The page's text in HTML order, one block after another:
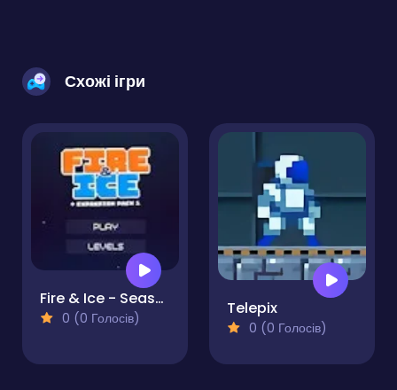
Схожі ігри
Fire & Ice - Season 2
0 (0 Голосів) Telepix
0 (0 Голосів)